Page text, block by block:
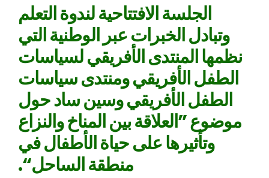
الجلسة الافتتاحية لندوة التعلم
وتبادل الخبرات عبر الوطنية التي
نظمها المنتدى الأفريقي لسياسات
الطفل الأفريقي ومنتدى سياسات
الطفل الأفريقي وسين ساد حول
موضوع ”العلاقة بين المناخ والنزاع
وتأثيرها على حياة الأطفال في
منطقة الساحل“.